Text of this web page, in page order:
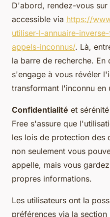
D'abord, rendez-vous
accessible via https://
utiliser-l-annuaire-
appels-inconnus/. Là,
la barre de recherche.
s'engage à vous révéler
transformant l'inconnu en
Confidentialité et
Free s'assure que
les lois de protection des
non seulement vous
appelle, mais vous
propres informations.
Les utilisateurs ont la
préférences via la section